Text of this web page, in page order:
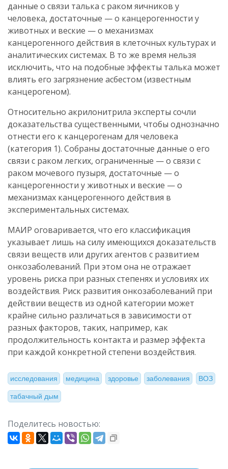
данные о связи талька с раком яичников у
человека, достаточные — о канцерогенности у
животных и веские — о механизмах
канцерогенного действия в клеточных культурах и
аналитических системах. В то же время нельзя
исключить, что на подобные эффекты талька может
влиять его загрязнение асбестом (известным
канцерогеном).
Относительно акрилонитрила эксперты сочли
доказательства существенными, чтобы однозначно
отнести его к канцерогенам для человека
(категория 1). Собраны достаточные данные о его
связи с раком легких, ограниченные — о связи с
раком мочевого пузыря, достаточные — о
канцерогенности у животных и веские — о
механизмах канцерогенного действия в
экспериментальных системах.
МАИР оговаривается, что его классификация
указывает лишь на силу имеющихся доказательств
связи веществ или других агентов с развитием
онкозаболеваний. При этом она не отражает
уровень риска при разных степенях и условиях их
воздействия. Риск развития онкозаболеваний при
действии веществ из одной категории может
крайне сильно различаться в зависимости от
разных факторов, таких, например, как
продолжительность контакта и размер эффекта
при каждой конкретной степени воздействия.
исследования медицина здоровье заболевания ВОЗ
табачный дым
Поделитесь новостью: